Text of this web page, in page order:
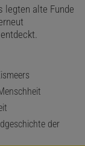
legten alte Funde
der